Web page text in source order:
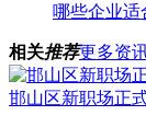
哪些企业适
相关推荐更多资
邯山区新职场正